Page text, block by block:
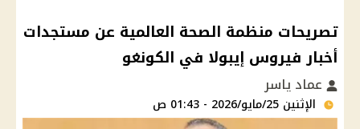
تصريحات منظمة الصحة العالمية عن مستجدات
أخبار فيروس إيبولا في الكونغو
عماد ياسر
الإثنين 25/مايو/2026 - 01:43 ص